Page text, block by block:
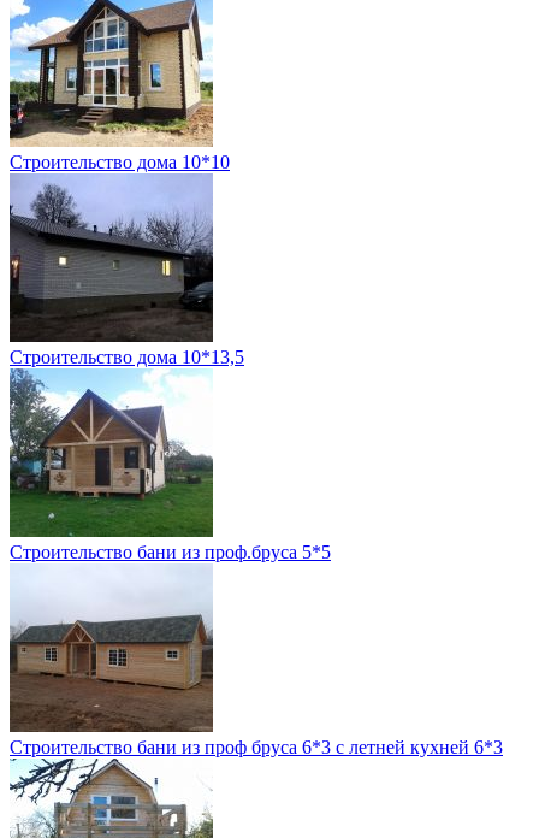
Строительство дома 10*10
Строительство дома 10*13,5
Строительство бани из проф.бруса 5*5
Строительство бани из проф бруса 6*3 с летней кухней 6*3